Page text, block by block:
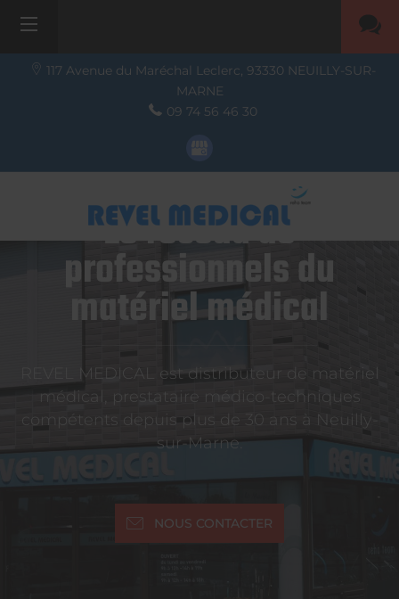
117 Avenue du Maréchal Leclerc, 93330 NEUILLY-SUR-
MARNE
09 74 56 46 30
Le réseau de
professionnels du
matériel médical
REVEL MEDICAL est distributeur de matériel
médical, prestataire médico-techniques
compétents depuis plus de 30 ans à Neuilly-
sur-Marne.
NOUS CONTACTER